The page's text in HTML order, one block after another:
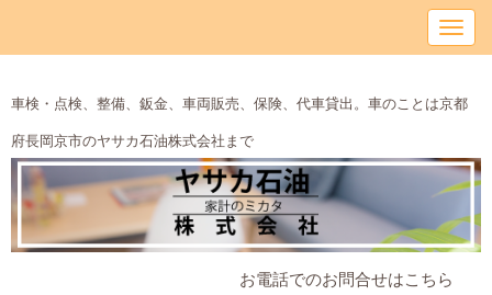
車検・点検、整備、鈑金、車両販売、保険、代車貸出。車のことは京都
府長岡京市のヤサカ石油株式会社まで
お電話でのお問合せはこちら